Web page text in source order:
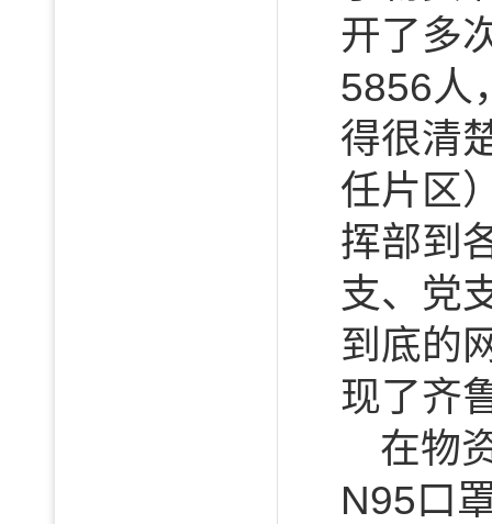
开了多
5856人
得很清
任片区
挥部到
支、党
到底的
现了齐
在物
N95口